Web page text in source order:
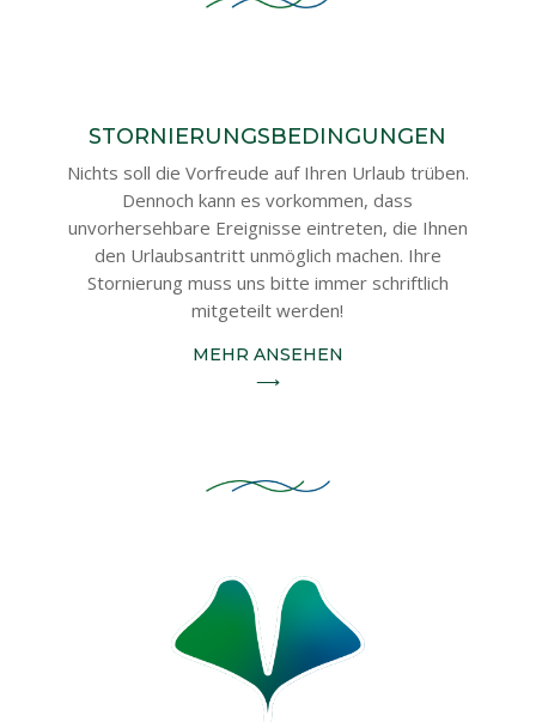
STORNIERUNGSBEDINGUNGEN
Nichts soll die Vorfreude auf Ihren Urlaub trüben.
Dennoch kann es vorkommen, dass
unvorhersehbare Ereignisse eintreten, die Ihnen
den Urlaubsantritt unmöglich machen. Ihre
Stornierung muss uns bitte immer schriftlich
mitgeteilt werden!
MEHR ANSEHEN
⟶